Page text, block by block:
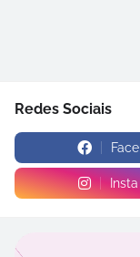
Redes Sociais
Face
Insta